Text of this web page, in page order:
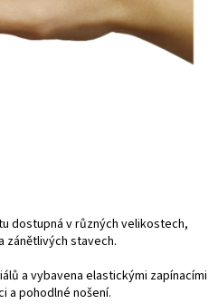
dostupná v různých velikostech,
zánětlivých stavech.
a vybavena elastickými zapínacími
a pohodlné nošení.